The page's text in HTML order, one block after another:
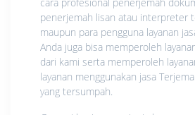
penerjemah lisan atau interpreter
maupun para pengguna layanan
Anda juga bisa memperoleh
dari kami serta memperoleh
layanan menggunakan jasa
yang tersumpah.